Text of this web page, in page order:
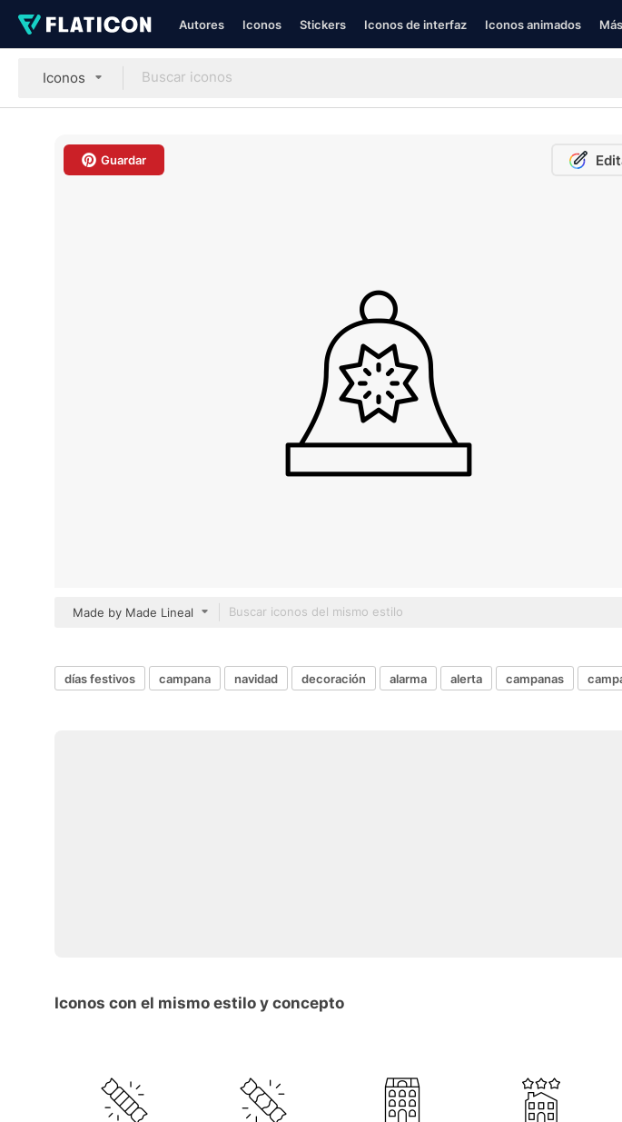
Autores Iconos Stickers Iconos de interfaz Iconos animados Más
Iconos
Guardar
Made by Made Lineal
días festivos campana navidad decoración alarma alerta campanas
Iconos con el mismo estilo y concepto